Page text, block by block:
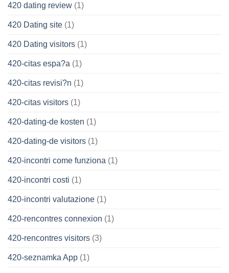
420 dating review (1)
420 Dating site (1)
420 Dating visitors (1)
420-citas espa?a (1)
420-citas revisi?n (1)
420-citas visitors (1)
420-dating-de kosten (1)
420-dating-de visitors (1)
420-incontri come funziona (1)
420-incontri costi (1)
420-incontri valutazione (1)
420-rencontres connexion (1)
420-rencontres visitors (3)
420-seznamka App (1)